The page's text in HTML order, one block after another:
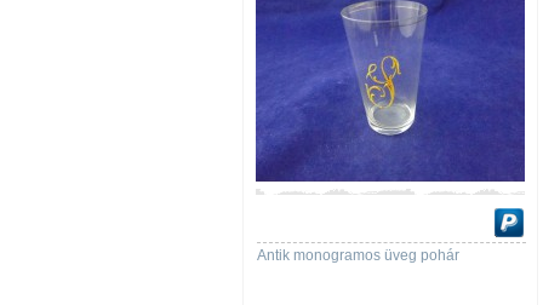
Antik monogramos üveg pohár